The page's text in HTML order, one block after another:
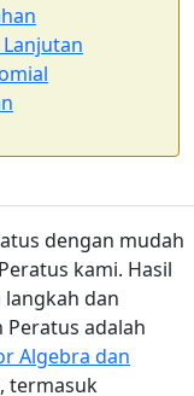
dengan mudah
kami. Hasil
dan
adalah
Algebra dan
termasuk